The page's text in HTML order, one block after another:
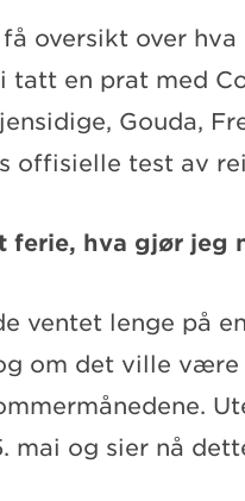
oversikt over
tatt en prat med
Gouda,
offisielle test av
ferie, hva gjør jeg
ventet lenge på
om det ville
mai og sier nå